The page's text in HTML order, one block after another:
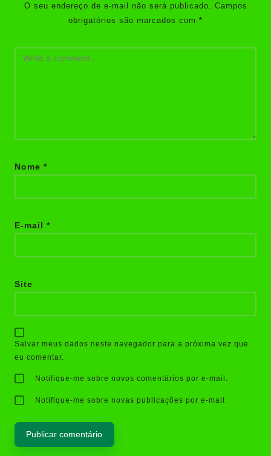
O seu endereço de e-mail não será publicado.
Campos
obrigatórios são marcados com *
Nome *
E-mail *
Site
Salvar meus dados neste navegador para a próxima vez que
eu comentar.
Notifique-me sobre novos comentários por e-mail.
Notifique-me sobre novas publicações por e-mail.